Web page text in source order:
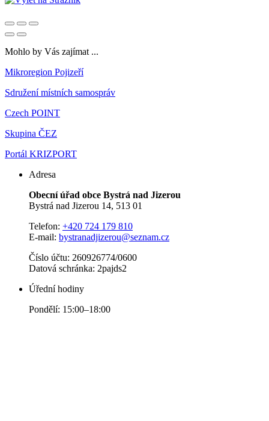
Mohlo by Vás zajímat ...
Mikroregion Pojizeří
Sdružení místních samospráv
Czech POINT
Skupina ČEZ
Portál KRIZPORT
Adresa
Obecní úřad obce Bystrá nad Jizerou
Bystrá nad Jizerou 14, 513 01
Telefon: +420 724 179 810
E-mail: bystranadjizerou@seznam.cz
Číslo účtu: 260926774/0600
Datová schránka: 2pajds2
Úřední hodiny
Pondělí: 15:00–18:00